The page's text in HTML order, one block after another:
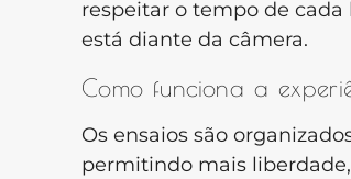
respeitar o tempo de
está diante da câmera.
Como funciona a
Os ensaios são
permitindo mais